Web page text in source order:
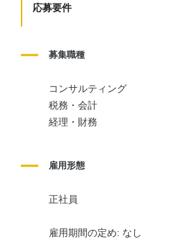
応募要件
募集職種
コンサルティング
税務・会計
経理・財務
雇用形態
正社員
雇用期間の定め: なし